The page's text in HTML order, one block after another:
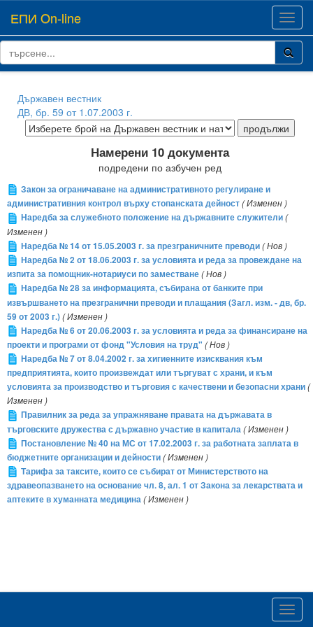
ЕПИ On-line
Държавен вестник
ДВ, бр. 59 от 1.07.2003 г.
Намерени 10 документа
подредени по азбучен ред
Закон за ограничаване на административното регулиране и
административния контрол върху стопанската дейност( Изменен )
Наредба за служебното положение на държавните служители(
Изменен )
Наредба № 14 от 15.05.2003 г. за презграничните преводи( Нов )
Наредба № 2 от 18.06.2003 г. за условията и реда за провеждане на
изпита за помощник-нотариуси по заместване( Нов )
Наредба № 28 за информацията, събирана от банките при
извършването на презгранични преводи и плащания (Загл. изм. - дв, бр.
59 от 2003 г.)( Изменен )
Наредба № 6 от 20.06.2003 г. за условията и реда за финансиране на
проекти и програми от фонд "Условия на труд" ( Нов )
Наредба № 7 от 8.04.2002 г. за хигиенните изисквания към
предприятията, които произвеждат или търгуват с храни, и към
условията за производство и търговия с качествени и безопасни храни(
Изменен )
Правилник за реда за упражняване правата на държавата в
търговските дружества с държавно участие в капитала( Изменен )
Постановление № 40 на МС от 17.02.2003 г. за работната заплата в
бюджетните организации и дейности( Изменен )
Тарифа за таксите, които се събират от Министерството на
здравеопазването на основание чл. 8, ал. 1 от Закона за лекарствата и
аптеките в хуманната медицина( Изменен )